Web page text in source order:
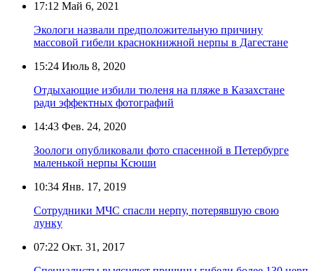
17:12 Май 6, 2021
Экологи назвали предположительную причину
массовой гибели краснокнижной нерпы в Дагестане
15:24 Июль 8, 2020
Отдыхающие избили тюленя на пляже в Казахстане
ради эффектных фотографий
14:43 Фев. 24, 2020
Зоологи опубликовали фото спасенной в Петербурге
маленькой нерпы Ксюши
10:34 Янв. 17, 2019
Сотрудники МЧС спасли нерпу, потерявшую свою
лунку
07:22 Окт. 31, 2017